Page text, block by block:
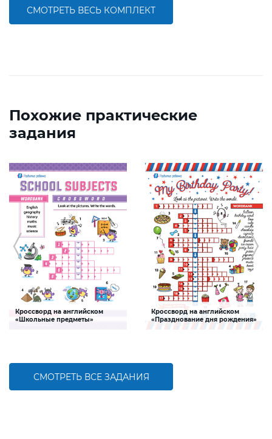
СМОТРЕТЬ ВЕСЬ КОМПЛЕКТ
Похожие практические
задания
Кроссворд на английском
«Школьные предметы»
Кроссворд на английском
«Празднование дня рождения»
СМОТРЕТЬ ВСЕ ЗАДАНИЯ